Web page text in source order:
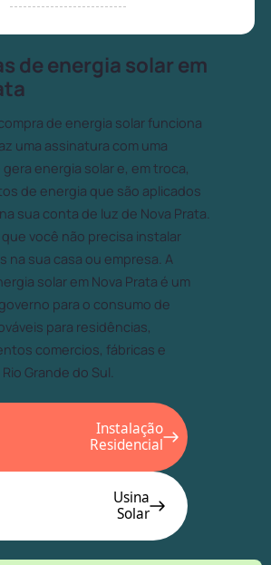
de energia solar em
de energia solar funciona
uma assinatura com uma
energia solar e, em troca,
de energia que são aplicados
sua conta de luz de Nova Prata.
você não precisa instalar
na sua casa ou empresa. A
solar em Nova Prata é um
para o consumo de
para residências,
comercios, fábricas e
Grande do Sul.
Instalação
Residencial
Usina
Solar